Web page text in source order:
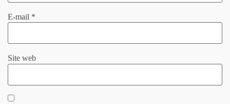
E-mail *
Site web